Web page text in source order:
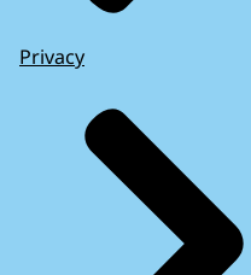
Privacy